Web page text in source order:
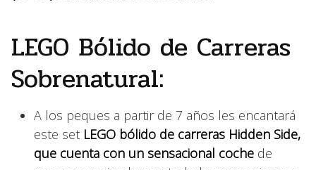
LEGO Bólido de Carreras
Sobrenatural:
A los peques a partir de 7 años les encantará
este set LEGO bólido de carreras Hidden Side,
que cuenta con un sensacional coche de